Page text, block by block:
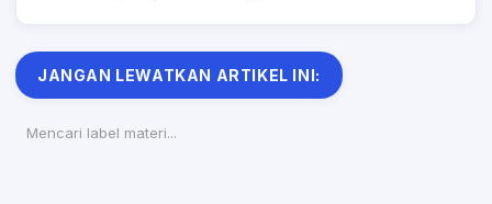
JANGAN LEWATKAN ARTIKEL INI:
Belum ada materi terkait lainnya untuk kategori ini.